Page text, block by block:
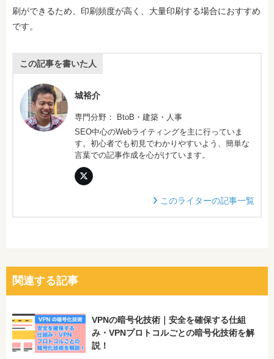
刷ができるため、印刷頻度が高く、大量印刷する場合におすすめ
です。
この記事を書いた人
城裕介
専門分野： BtoB・建築・人事
SEO中心のWebライティングを主に行っていま
す。初心者でも初見でわかりやすいよう、簡単な
言葉での記事作成を心がけています。
このライターの記事一覧
関連する記事
VPNの暗号化技術｜安全を確保する仕組
み・VPNプロトコルごとの暗号化技術を解
説！